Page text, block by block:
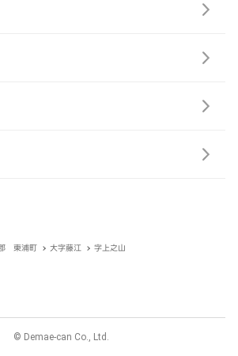
東浦町 大字藤江 字上之山
© Demae-can Co., Ltd.